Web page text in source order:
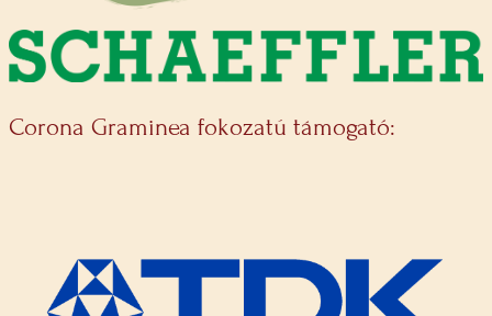
Corona Graminea fokozatú támogató: